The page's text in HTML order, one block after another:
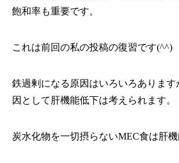
飽和率も重要です。
これは前回の私の投稿の復習です(^^)
鉄過剰になる原因はいろいろありま
因として肝機能低下は考えられます。
炭水化物を一切摂らないMEC食は肝機